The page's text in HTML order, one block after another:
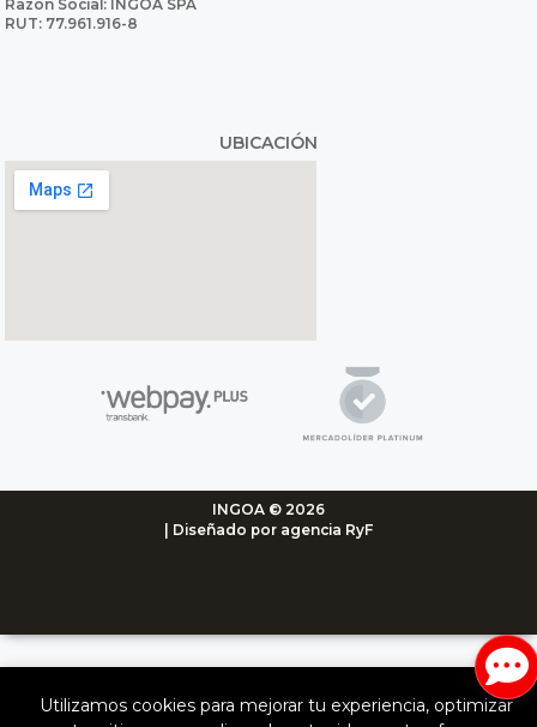
Razón Social: INGOA SPA
RUT: 77.961.916-8
UBICACIÓN
INGOA © 2026
| Diseñado por agencia RyF
Utilizamos cookies para mejorar tu experiencia, optimizar